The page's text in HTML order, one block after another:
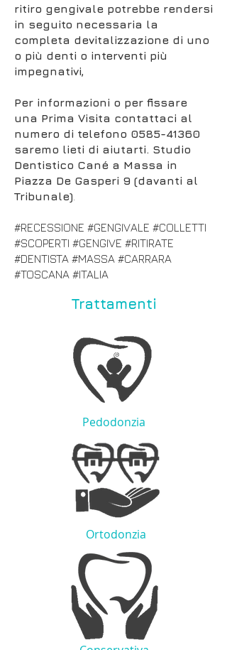
ritiro gengivale potrebbe rendersi
in seguito necessaria la
completa devitalizzazione di uno
o più denti o interventi più
impegnativi,
Per informazioni o per fissare
una Prima Visita contattaci al
numero di telefono 0585-41360
saremo lieti di aiutarti. Studio
Dentistico Cané a Massa in
Piazza De Gasperi 9 (davanti al
Tribunale)
#RECESSIONE #GENGIVALE #COLLETTI
#SCOPERTI #GENGIVE #RITIRATE
#DENTISTA #MASSA #CARRARA
#TOSCANA #ITALIA
Trattamenti
Pedodonzia
Ortodonzia